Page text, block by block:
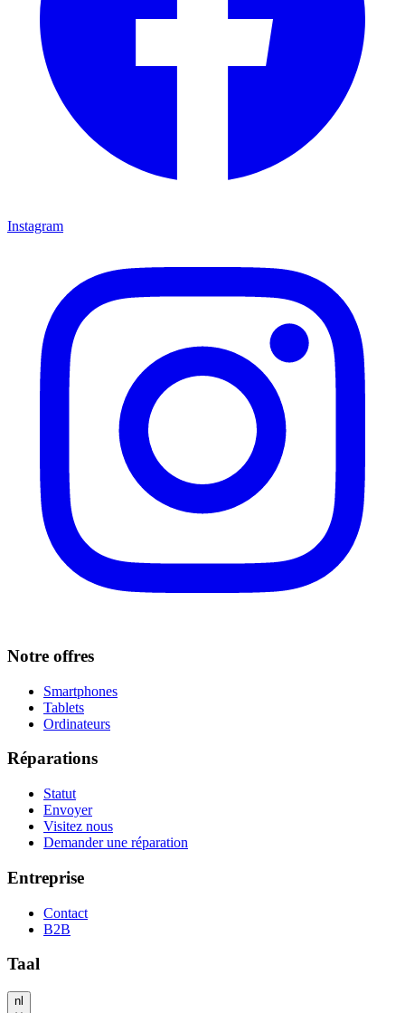
Instagram
Notre offres
Smartphones
Tablets
Ordinateurs
Réparations
Statut
Envoyer
Visitez nous
Demander une réparation
Entreprise
Contact
B2B
Taal
nl